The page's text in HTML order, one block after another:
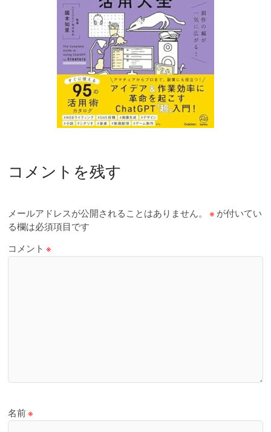
コメントを残す
メールアドレスが公開されることはありません。 ※ が付いてい
る欄は必須項目です
コメント※
名前※